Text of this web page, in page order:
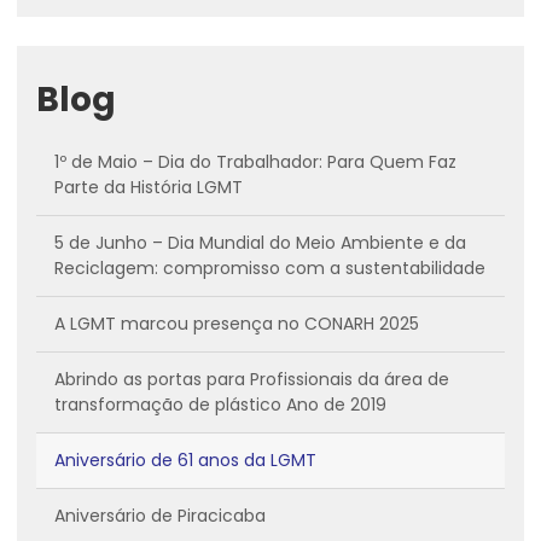
Blog
1º de Maio – Dia do Trabalhador: Para Quem Faz
Parte da História LGMT
5 de Junho – Dia Mundial do Meio Ambiente e da
Reciclagem: compromisso com a sustentabilidade
A LGMT marcou presença no CONARH 2025
Abrindo as portas para Profissionais da área de
transformação de plástico Ano de 2019
Aniversário de 61 anos da LGMT
Aniversário de Piracicaba